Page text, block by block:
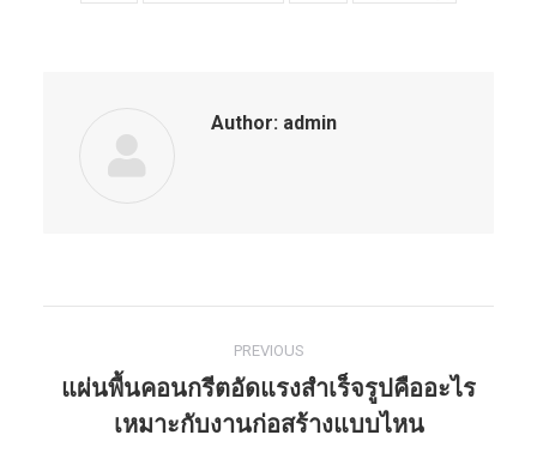
Author: admin
navigation
PREVIOUS
post:
แผ่นพื้นคอนกรีตอัดแรงสำเร็จรูปคืออะไร
เหมาะกับงานก่อสร้างแบบไหน